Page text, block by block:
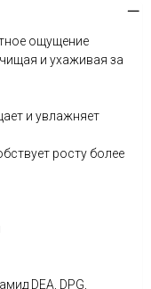
ощущение
и ухаживая за
и увлажняет
росту более
DEA, DPG,